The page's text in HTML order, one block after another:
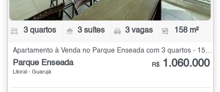
3 quartos 3 suítes 3 vagas 158 m²
Apartamento à Venda no Parque Enseada com 3 quartos - 158 m²
Parque Enseada
Litoral - Guarujá
R$ 1.060.000